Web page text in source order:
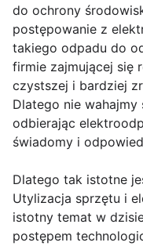
do ochrony
postępowanie z
takiego odpadu do
firmie zajmującej się
czystszej i bardziej
Dlatego nie wahajmy
odbierając
świadomy i
Dlatego tak istotne
Utylizacja sprzętu i
istotny temat w
postępem